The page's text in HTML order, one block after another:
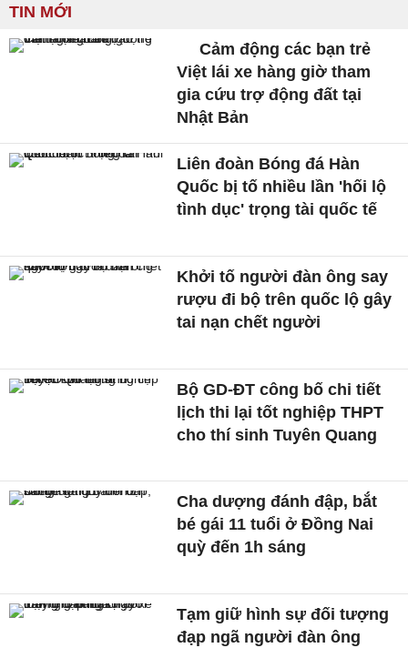
TIN MỚI
Cảm động các bạn trẻ
Việt lái xe hàng giờ tham
gia cứu trợ động đất tại
Nhật Bản
Liên đoàn Bóng đá Hàn
Quốc bị tố nhiều lần 'hối lộ
tình dục' trọng tài quốc tế
Khởi tố người đàn ông say
rượu đi bộ trên quốc lộ gây
tai nạn chết người
Bộ GD-ĐT công bố chi tiết
lịch thi lại tốt nghiệp THPT
cho thí sinh Tuyên Quang
Cha dượng đánh đập, bắt
bé gái 11 tuổi ở Đồng Nai
quỳ đến 1h sáng
Tạm giữ hình sự đối tượng
đạp ngã người đàn ông